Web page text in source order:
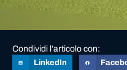
Condividi l’articolo con:
LinkedIn